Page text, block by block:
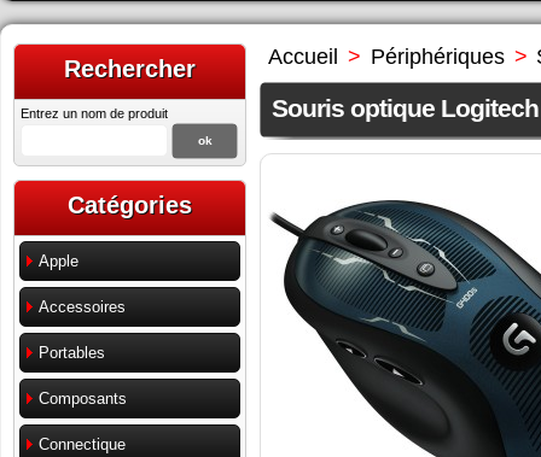
Rechercher
Entrez un nom de produit
Catégories
Apple
Accessoires
Portables
Composants
Connectique
Accueil > Périphériques >
Souris optique